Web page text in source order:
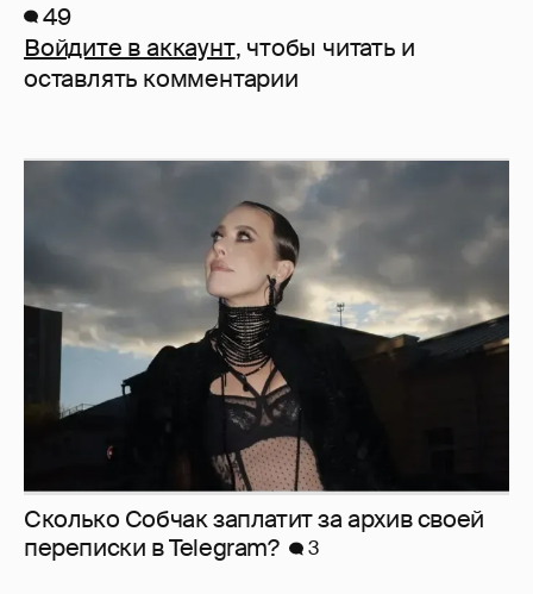
49
Войдите в аккаунт, чтобы читать и
оставлять комментарии
Сколько Собчак заплатит за архив своей
перeписки в Telegram?
3